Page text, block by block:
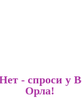
- спроси у
Орла!